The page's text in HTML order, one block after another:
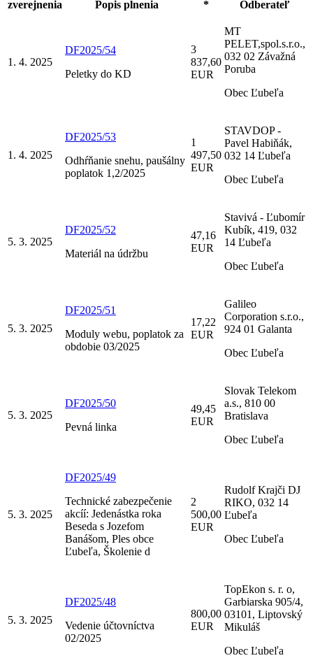
zverejnenia
Popis plnenia
*
Odberateľ
1. 4. 2025
DF2025/54
Peletky do KD
3
837,60
EUR
MT
PELET,spol.s.r.o.,
032 02 Závažná
Poruba
Obec Ľubeľa
1. 4. 2025
DF2025/53
Odhŕňanie snehu, paušálny
poplatok 1,2/2025
1
497,50
EUR
STAVDOP -
Pavel Habiňák,
032 14 Ľubeľa
Obec Ľubeľa
5. 3. 2025
DF2025/52
Materiál na údržbu
47,16
EUR
Stavivá - Ľubomír
Kubík, 419, 032
14 Ľubeľa
Obec Ľubeľa
5. 3. 2025
DF2025/51
Moduly webu, poplatok za
obdobie 03/2025
17,22
EUR
Galileo
Corporation s.r.o.,
924 01 Galanta
Obec Ľubeľa
5. 3. 2025
DF2025/50
Pevná linka
49,45
EUR
Slovak Telekom
a.s., 810 00
Bratislava
Obec Ľubeľa
5. 3. 2025
DF2025/49
Technické zabezpečenie
akcíí: Jedenástka roka
Beseda s Jozefom
Banášom, Ples obce
Ľubeľa, Školenie d
2
500,00
EUR
Rudolf Krajči DJ
RIKO, 032 14
Ľubeľa
Obec Ľubeľa
5. 3. 2025
DF2025/48
Vedenie účtovníctva
02/2025
800,00
EUR
TopEkon s. r. o,
Garbiarska 905/4,
03101, Liptovský
Mikuláš
Obec Ľubeľa